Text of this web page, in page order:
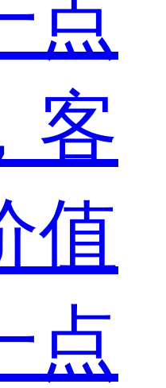
点
客
值
点